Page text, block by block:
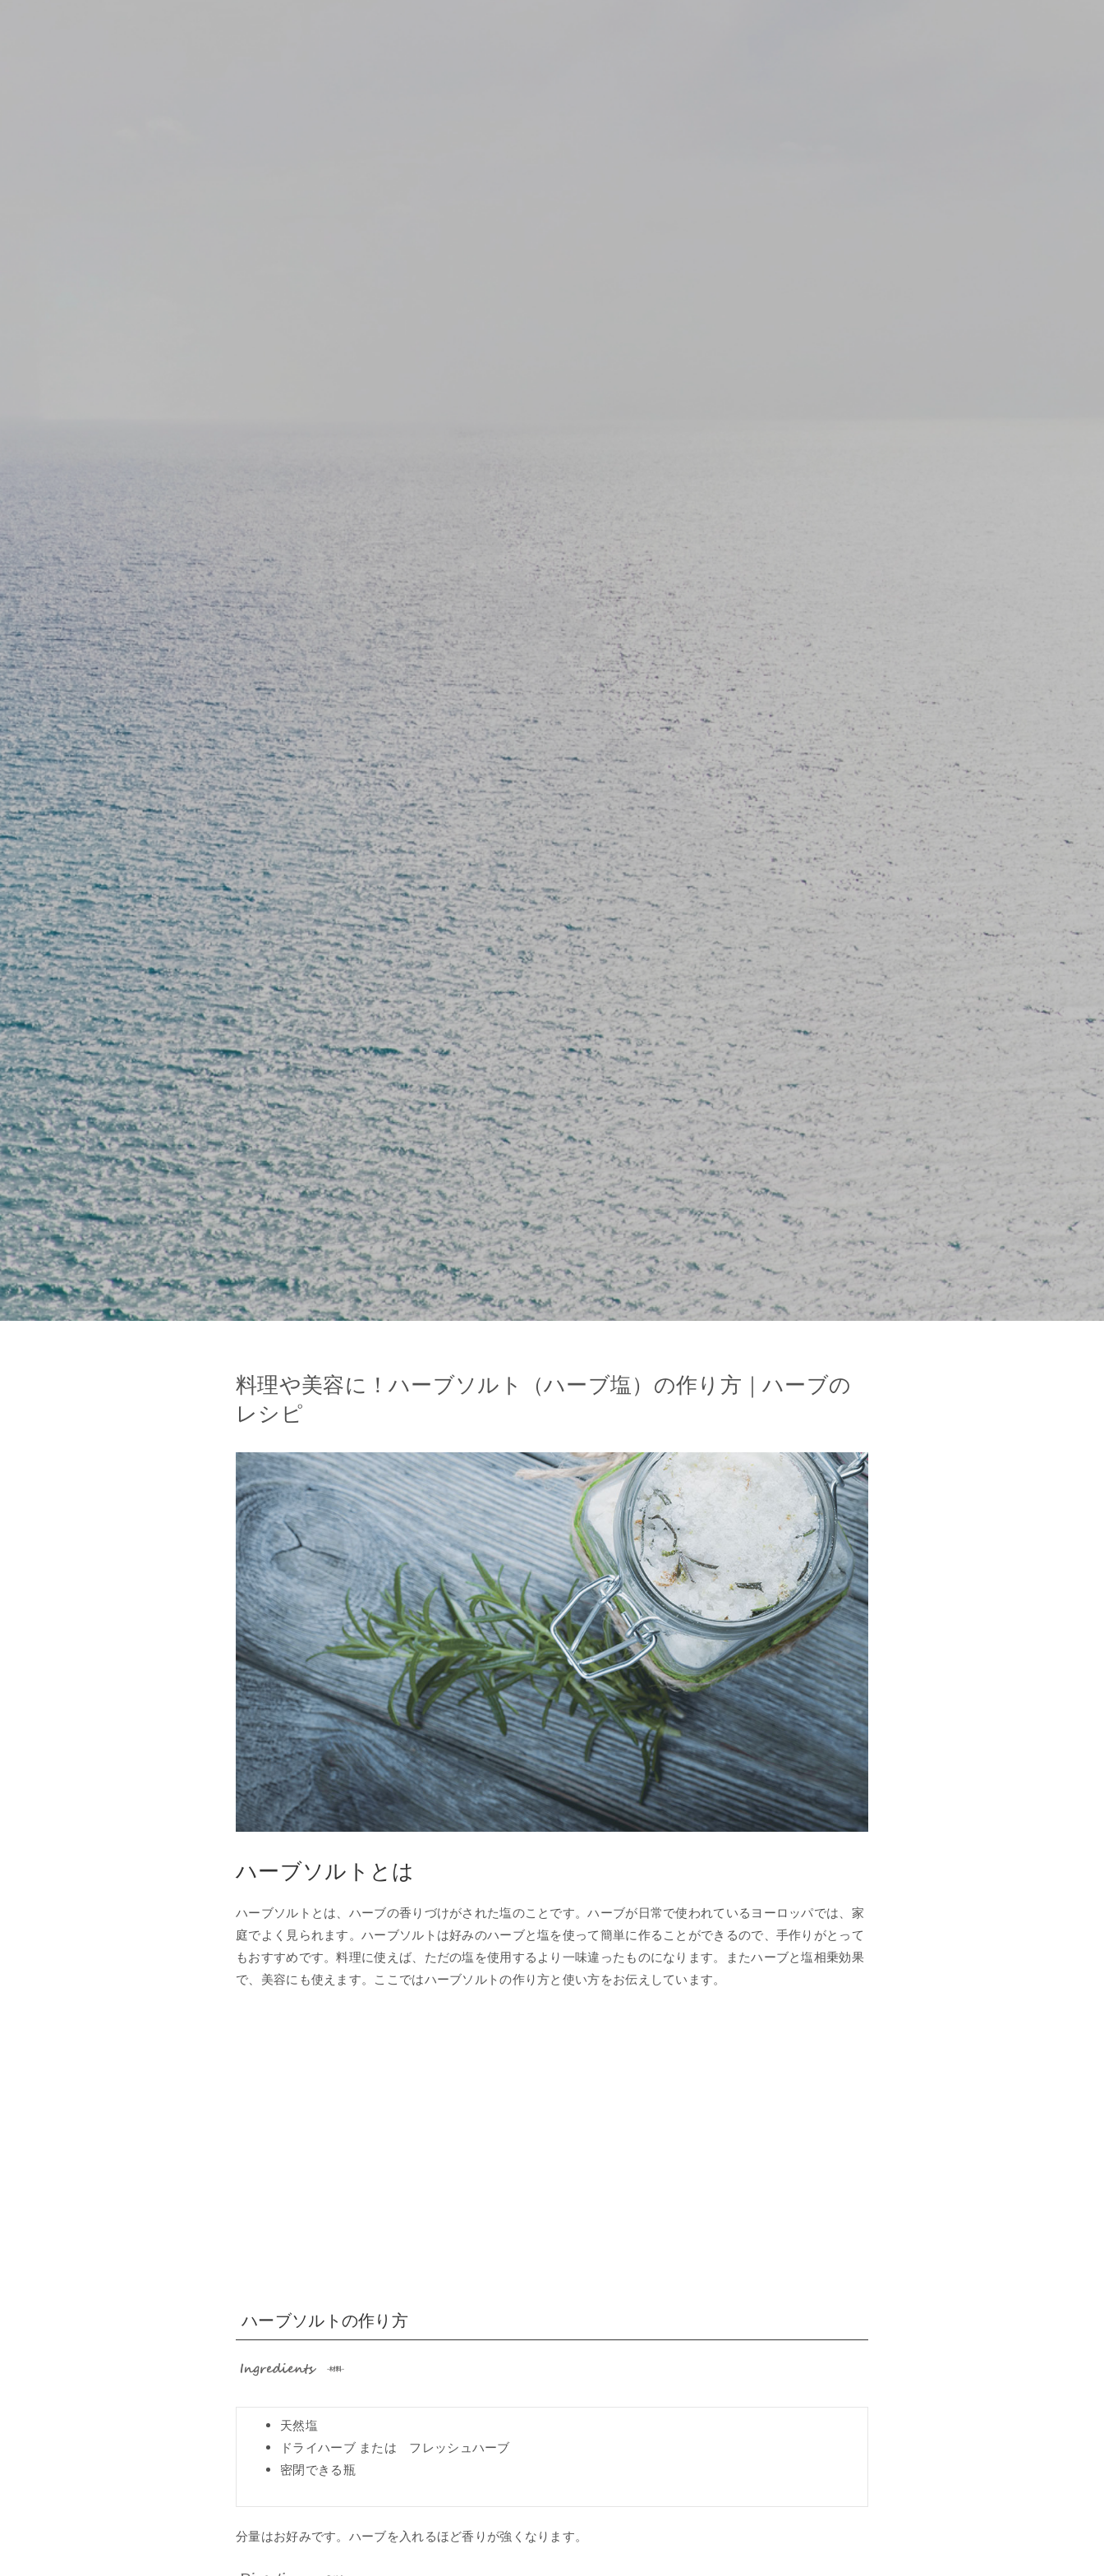
料理や美容に！ハーブソルト（ハーブ塩）の作り方｜ハーブの
レシピ
ハーブソルトとは
ハーブソルトとは、ハーブの香りづけがされた塩のことです。ハーブが日常で使われているヨーロッパでは、家
庭でよく見られます。ハーブソルトは好みのハーブと塩を使って簡単に作ることができるので、手作りがとって
もおすすめです。料理に使えば、ただの塩を使用するより一味違ったものになります。またハーブと塩相乗効果
で、美容にも使えます。ここではハーブソルトの作り方と使い方をお伝えしています。
ハーブソルトの作り方
天然塩
ドライハーブ または フレッシュハーブ
密閉できる瓶
分量はお好みです。ハーブを入れるほど香りが強くなります。